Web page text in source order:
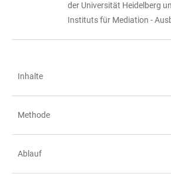
der Universität Heidelberg
Instituts für Mediation -
Inhalte
Methode
Ablauf